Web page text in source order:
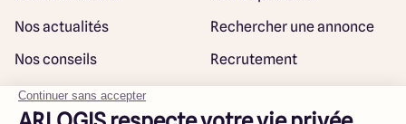
Nos actualités
Rechercher une annonce
Nos conseils
Recrutement
Rejoindre notre réseau Plan du site